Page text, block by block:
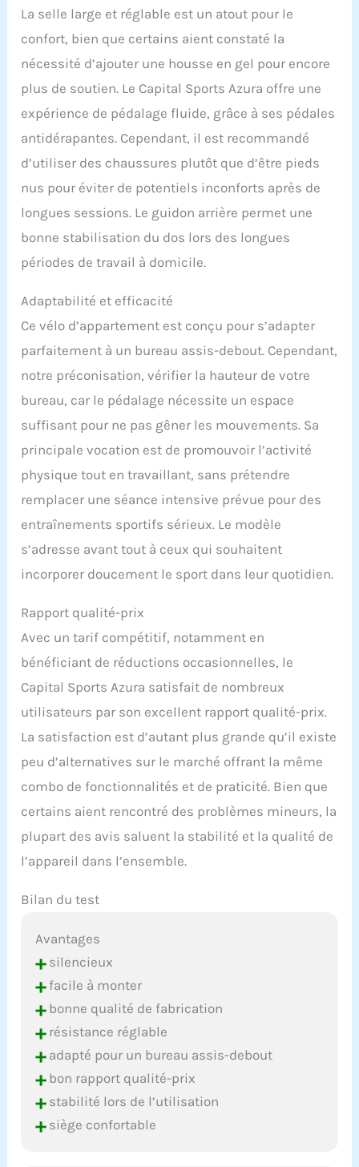
qualité professionnelle et
d'une résistance
magnétique. Le
mouvement de pédalage
ultra doux protège les
articulations et minimise
le bruit.
La selle large et réglable est un atout pour le
confort, bien que certains aient constaté la
nécessité d’ajouter une housse en gel pour encore
plus de soutien. Le Capital Sports Azura offre une
expérience de pédalage fluide, grâce à ses pédales
antidérapantes. Cependant, il est recommandé
d’utiliser des chaussures plutôt que d’être pieds
nus pour éviter de potentiels inconforts après de
longues sessions. Le guidon arrière permet une
bonne stabilisation du dos lors des longues
périodes de travail à domicile.
Adaptabilité et efficacité
Ce vélo d’appartement est conçu pour s’adapter
parfaitement à un bureau assis-debout. Cependant,
notre préconisation, vérifier la hauteur de votre
bureau, car le pédalage nécessite un espace
suffisant pour ne pas gêner les mouvements. Sa
principale vocation est de promouvoir l’activité
physique tout en travaillant, sans prétendre
remplacer une séance intensive prévue pour des
entraînements sportifs sérieux. Le modèle
s’adresse avant tout à ceux qui souhaitent
incorporer doucement le sport dans leur quotidien.
Rapport qualité-prix
Avec un tarif compétitif, notamment en
bénéficiant de réductions occasionnelles, le
Capital Sports Azura satisfait de nombreux
utilisateurs par son excellent rapport qualité-prix.
La satisfaction est d’autant plus grande qu’il existe
peu d’alternatives sur le marché offrant la même
combo de fonctionnalités et de praticité. Bien que
certains aient rencontré des problèmes mineurs, la
plupart des avis saluent la stabilité et la qualité de
l’appareil dans l’ensemble.
Bilan du test
Avantages
+silencieux
+facile à monter
+bonne qualité de fabrication
+résistance réglable
+adapté pour un bureau assis-debout
+bon rapport qualité-prix
+stabilité lors de l’utilisation
+siège confortable